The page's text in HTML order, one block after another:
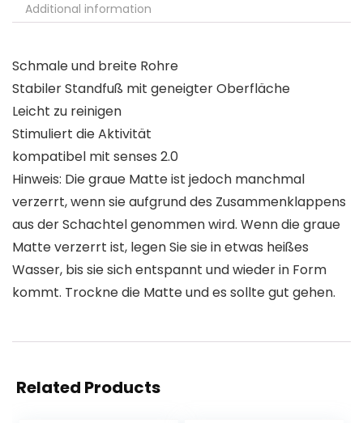
Additional information
Schmale und breite Rohre
Stabiler Standfuß mit geneigter Oberfläche
Leicht zu reinigen
Stimuliert die Aktivität
kompatibel mit senses 2.0
Hinweis: Die graue Matte ist jedoch manchmal
verzerrt, wenn sie aufgrund des Zusammenklappens
aus der Schachtel genommen wird. Wenn die graue
Matte verzerrt ist, legen Sie sie in etwas heißes
Wasser, bis sie sich entspannt und wieder in Form
kommt. Trockne die Matte und es sollte gut gehen.
Related Products